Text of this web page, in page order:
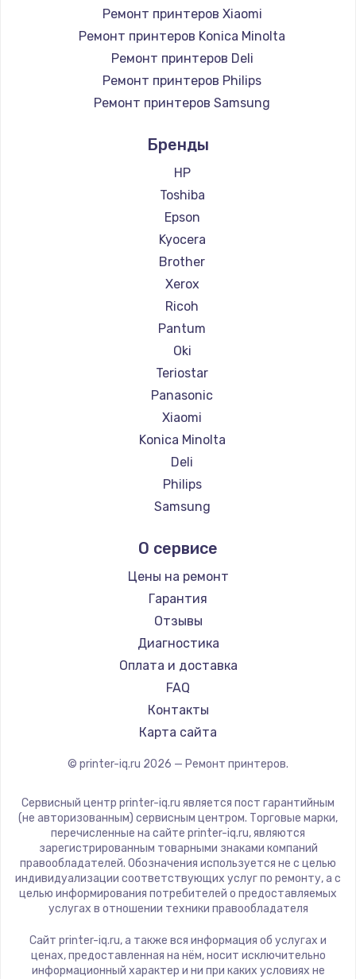
Ремонт принтеров Xiaomi
Ремонт принтеров Konica Minolta
Ремонт принтеров Deli
Ремонт принтеров Philips
Ремонт принтеров Samsung
Ремонт принтеров Lexmark
Ремонт принтеров Sharp
Ремонт принтеров TSC
Ремонт принтеров Fujitsu
Ремонт принтеров Godex
Бренды
HP
Toshiba
Epson
Kyocera
Brother
Xerox
Ricoh
Pantum
Oki
Teriostar
Panasonic
Xiaomi
Konica Minolta
Deli
Philips
Samsung
Lexmark
Sharp
TSC
Fujitsu
Godex
О сервисе
Цены на ремонт
Гарантия
Отзывы
Диагностика
Оплата и доставка
FAQ
Контакты
Карта сайта
© printer-iq.ru 2026 — Ремонт принтеров.
Сервисный центр printer-iq.ru является пост гарантийным
(не авторизованным) сервисным центром. Торговые марки,
перечисленные на сайте printer-iq.ru, являются
зарегистрированным товарными знаками компаний
правообладателей. Обозначения используется не с целью
индивидуализации соответствующих услуг по ремонту, а с
целью информирования потребителей о предоставляемых
услугах в отношении техники правообладателя
Сайт printer-iq.ru, а также вся информация об услугах и
ценах, предоставленная на нём, носит исключительно
информационный характер и ни при каких условиях не